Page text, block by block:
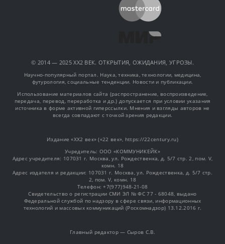
© 2014 — 2025 XX2 ВЕК. ОТКРЫТИЯ, ОЖИДАНИЯ, УГРОЗЫ.
Научно-популярный портал. Наука, техника, технологии, медицина,
футурология, социальные тенденции. Новости и публикации.
Использование материалов сайта (распространение, воспроизведение,
передача, перевод, переработка и др.) допускается при условии указания
источника в форме активной гиперссылки. Мнения и взгляды авторов не
всегда совпадают с точкой зрения редакции.
Издание «XX2 век» («22 век», https://22century.ru)
Учредитель: OOO «КОММУНИКЕЙК»
Адрес учредителя: 107031 г. Москва, ул. Рождественка, д. 5/7 стр. 2, пом. V,
комн. 18
Адрес издателя и редакции: 107031 г. Москва, ул. Рождественка, д. 5/7 стр.
2, пом. V, комн. 18
Телефон: +7(977)948-21-08
Свидетельство о регистрации СМИ ЭЛ № ФС 77 - 68048, выдано
Федеральной службой по надзору в сфере связи, информационных
технологий и массовых коммуникаций (Роскомнадзор) 13.12.2016 г.
Главный редактор — Сыров С.В.